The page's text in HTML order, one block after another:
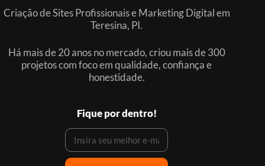
Criação de Sites Profissionais e Marketing Digital em
Teresina, PI.
Há mais de 20 anos no mercado, criou mais de 300
projetos com foco em qualidade, confiança e
honestidade.
Fique por dentro!